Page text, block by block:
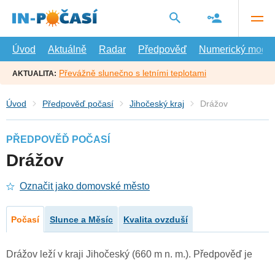
hlavní
Úvod
Aktuálně Radar Předpověď Numerický model
AKTUALITA: Převážně slunečno s letními teplotami
Úvod Předpověď počasí Jihočeský kraj Drážov
PŘEDPOVĚĎ POČASÍ
Drážov
Označit jako domovské město
Počasí Slunce a Měsíc Kvalita ovzduší
Drážov leží v kraji Jihočeský (660 m n. m.). Předpověď je